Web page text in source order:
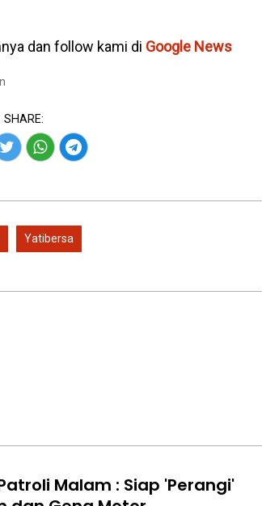
dan follow kami di Google News
SHARE:
Yatibersa
Malam : Siap 'Perangi'